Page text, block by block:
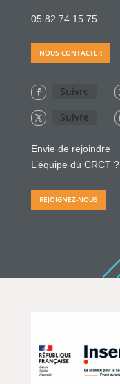
05 82 74 15 75
NOUS CONTACTER
Suivre
Suivre
Envie de rejoindre
L’équipe du CRCT ?
REJOIGNEZ-NOUS